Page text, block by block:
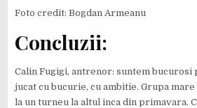
Foto credit: Bogdan Armeanu
Concluzii:
Calin Fugigi, antrenor: suntem bucurosi
jucat cu bucurie, cu ambitie. Grupa
la un turneu la altul inca din primavara.